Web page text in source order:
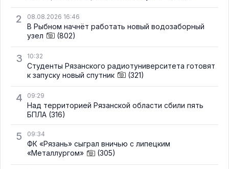
2 08.08.2026 16:46
В Рыбном начнёт работать новый водозаборный
узел
(802)
3 10:32
Студенты Рязанского радиотуниверситета готовят
к запуску новый спутник
(321)
4 09:29
Над территорией Рязанской области сбили пять
БПЛА (316)
5 09:34
ФК «Рязань» сыграл вничью с липецким
«Металлургом»
(305)